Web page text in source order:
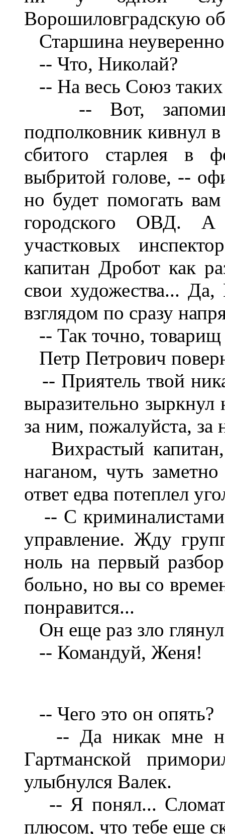
Ворошиловградскую
Старшина
-- Что, Николай?
-- На весь Союз таких
-- Вот,
подполковник кивнул
сбитого старлея в
выбритой голове, --
но будет помогать
городского ОВД. А
участковых
капитан Дробот как
свои художества...
взглядом по сразу
-- Так точно,
Петр Петрович
-- Приятель твой
выразительно зыркнул
за ним, пожалуйста, за
Вихрастый
наганом, чуть
ответ едва потеплел
-- С
управление. Жду
ноль на первый
больно, но вы со време
понравится...
Он еще раз зло
-- Командуй, Женя!
-- Чего это он опять?
-- Да никак мне
Гартманской
улыбнулся Валек.
-- Я понял...
плюсом, что тебе еще